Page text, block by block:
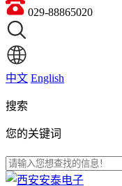
029-88865020
中文 English
搜索
您的关键词